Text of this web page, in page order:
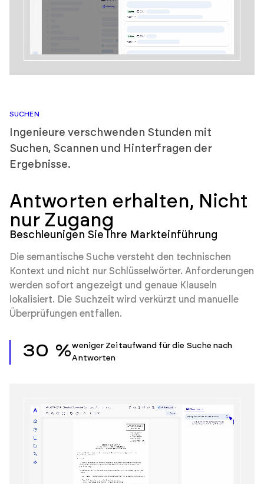
SUCHEN
Ingenieure verschwenden Stunden mit
Suchen, Scannen und Hinterfragen der
Ergebnisse.
Antworten erhalten, Nicht
nur Zugang
Beschleunigen Sie Ihre Markteinführung
Die semantische Suche versteht den technischen
Kontext und nicht nur Schlüsselwörter. Anforderungen
werden sofort angezeigt und genaue Klauseln
lokalisiert. Die Suchzeit wird verkürzt und manuelle
Überprüfungen entfallen.
30 %weniger Zeitaufwand für die Suche nach
Antworten